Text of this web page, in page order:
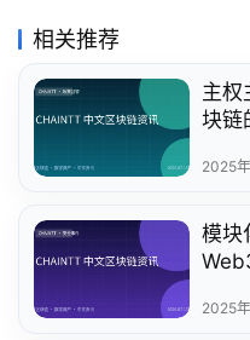
相关推荐
主权
块链
2025
模块
2025